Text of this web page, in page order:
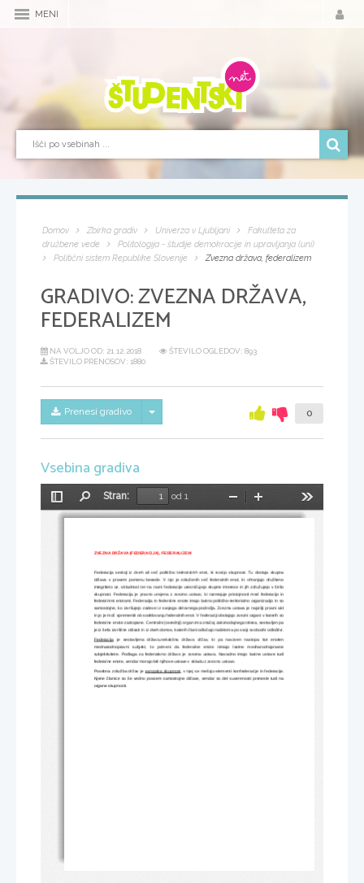
MENI
Domov Zbirka gradiv Univerza v Ljubljani
Fakulteta za
družbene vede
Politologija - študije demokracije in upravljanja (uni)
Politični sistem Republike Slovenije
Zvezna država, federalizem
GRADIVO:ZVEZNA DRŽAVA,
FEDERALIZEM
NA VOLJO OD: 21.12.2018
ŠTEVILO OGLEDOV: 893
ŠTEVILO PRENOSOV: 1880
Prenesi gradivo Skrij/prikaži meni 0
Vsebina gradiva
Preklopi
stransko
Stran:
od 1
Pomanjšaj
ZVEZNA DRŽAVA (FEDERACIJA), FEDERALIZEM
Federacija sestoji iz dveh ali več politično teritorialnih enot, ki tvorijo skupnost. Tu obstaja skupna
država   v   pravem   pomenu   besede.   V   njo   je   združenih   več   federalnih   enot,   ki   ohranjajo   družbeno
integriteto oz. skladnost ter na ravni federacije uresničujejo skupne interese in jih združujejo v širšo
skupnost. Federacija je pravno urejena z zvezno ustavo, ki razmejuje pristojnosti med federacijo in
federalnimi enotami. Federacija in federalne enote imajo lastno politično-teritorialno organizacijo in so
samostojne, ko izvršujejo zadeve iz svojega delovnega področja. Zvezna ustava je najvišji pravni akt
in jo je moč spremeniti ob sodelovanju federalnih enot. V federaciji obstajajo zvezni organi v katerih so
federalne enote zastopane. Centralni (osrednji) organ ima značaj zakonodajnega telesa, sestavljen pa
je iz šefa izvršilne oblasti in iz dveh domov, katerih člani odločajo načeloma po svoji svobodni odločitvi.
Federacija
  je   sestavljena   država,nekakšna   država   držav,   ki   pa   navzven   nastopa   kot   enoten
mednarodnopravni   subjekt,   to   pomeni   da   federalne   enote   nimajo   lastne   mednarodnopravne
subjektivitete.   Podlaga   za   federativno   državo   je   zvezna   ustava.   Navadno   imajo   lastne   ustave   tudi
federalne enote, vendar morajo biti njihove ustave v skladu z zvezno ustavo.
Posebna združba držav je evropska skupnost , v njej se mešajo elementi konfederacije in federacije.
Njene članice so še vedno povsem samostojne države, vendar so del suverenosti prenesle tudi na
organe skupnosti.